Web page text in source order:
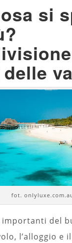
si
fot.
importanti del
l’alloggio e